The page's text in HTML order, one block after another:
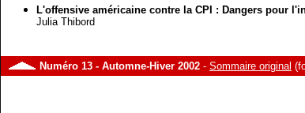
L'offensive américaine contre la CPI : Dangers pour
Julia Thibord
Numéro 13 - Automne-Hiver 2002 - Sommaire original